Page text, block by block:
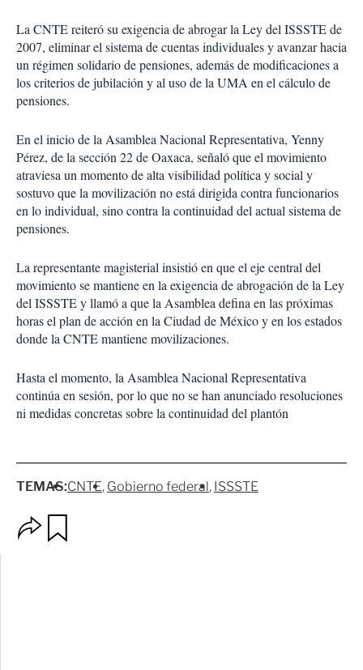
La CNTE reiteró su exigencia de abrogar la Ley del ISSSTE de
2007, eliminar el sistema de cuentas individuales y avanzar hacia
un régimen solidario de pensiones, además de modificaciones a
los criterios de jubilación y al uso de la UMA en el cálculo de
pensiones.
En el inicio de la Asamblea Nacional Representativa, Yenny
Pérez, de la sección 22 de Oaxaca, señaló que el movimiento
atraviesa un momento de alta visibilidad política y social y
sostuvo que la movilización no está dirigida contra funcionarios
en lo individual, sino contra la continuidad del actual sistema de
pensiones.
La representante magisterial insistió en que el eje central del
movimiento se mantiene en la exigencia de abrogación de la Ley
del ISSSTE y llamó a que la Asamblea defina en las próximas
horas el plan de acción en la Ciudad de México y en los estados
donde la CNTE mantiene movilizaciones.
Hasta el momento, la Asamblea Nacional Representativa
continúa en sesión, por lo que no se han anunciado resoluciones
ni medidas concretas sobre la continuidad del plantón
TEMAS:CNTE Gobierno federal ISSSTE